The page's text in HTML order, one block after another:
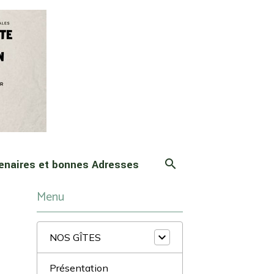
et bonnes Adresses
Menu
NOS GÎTES
Présentation